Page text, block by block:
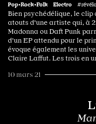
Pop•Rock•Folk Electro
Bien psychédélique, le clip
atouts d'une artiste qui, à
Madonna ou Daft Punk
d'un EP attendu pour le
évoque également les
Claire Laffut. Les trois en
10 mars 21